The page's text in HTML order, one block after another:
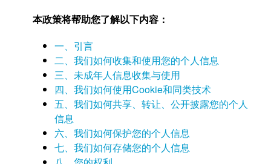
本政策将帮助您了解以下内容：
一、引言
二、我们如何收集和使用您的个人信息
三、未成年人信息收集与使用
四、我们如何使用Cookie和同类技术
五、我们如何共享、转让、公开披露您的个人
信息
六、我们如何保护您的个人信息
七、我们如何存储您的个人信息